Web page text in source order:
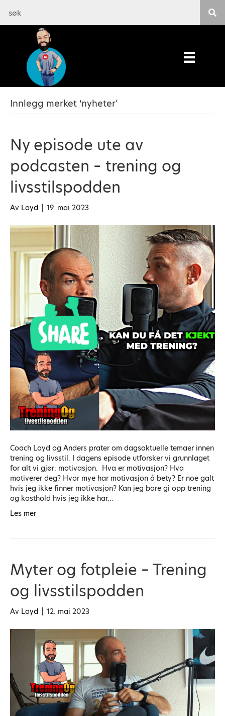
Innlegg merket ‘nyheter’
Ny episode ute av
podcasten – trening og
livsstilspodden
Av Loyd 19. mai 2023
Coach Loyd og Anders prater om dagsaktuelle temaer innen
trening og livsstil. I dagens episode utforsker vi grunnlaget
for alt vi gjør: motivasjon. Hva er motivasjon? Hva
motiverer deg? Hvor mye har motivasjon å bety? Er noe galt
hvis jeg ikke finner motivasjon? Kan jeg bare gi opp trening
og kosthold hvis jeg ikke har…
Les mer
Myter og fotpleie – Trening
og livsstilspodden
Av Loyd 12. mai 2023